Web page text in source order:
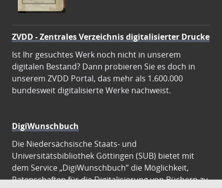
ZVDD - Zentrales Verzeichnis digitalisierter Drucke
Ist Ihr gesuchtes Werk noch nicht in unserem
digitalen Bestand? Dann probieren Sie es doch in
unserem ZVDD Portal, das mehr als 1.600.000
bundesweit digitalisierte Werke nachweist.
DigiWunschbuch
Die Niedersächsische Staats- und
Universitätsbibliothek Göttingen (SUB) bietet mit
dem Service „DigiWunschbuch” die Möglichkeit,
Patenschaften für die Digitalisierung von Büchern zu